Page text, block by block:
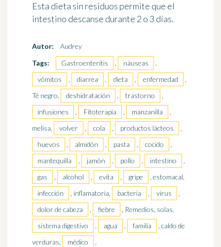
Esta dieta sin residuos permite que el
intestino descanse durante 2 o 3 días.
Autor:
Audrey
Tags:
Gastroenteritis , náuseas
,
vómitos
, diarrea , dieta , enfermedad
,
Té negro,
deshidratación , trastorno
,
infusiones
, Fitoterapia , manzanilla
,
melisa,
volver , cola , productos lácteos
,
huevos
, almidón , pasta , cocido
,
mantequilla
, jamón , pollo , intestino
,
gas
, alcohol , evita , gripe
, estomacal,
infección
, inflamatoria, bacteria , virus
,
dolor de cabeza
, fiebre
, Remedios, solas,
sistema digestivo
, agua , familia
, caldo de
verduras,
médico ,